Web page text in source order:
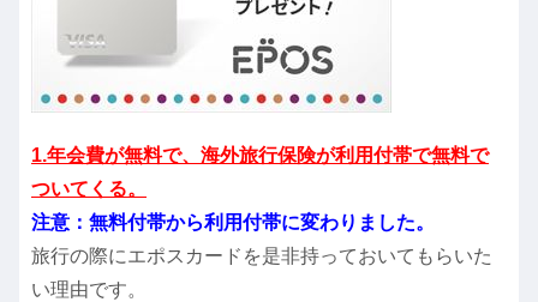
1.年会費が無料で、海外旅行保険が利用付帯で無料で
ついてくる。
注意：無料付帯から利用付帯に変わりました。
旅行の際にエポスカードを是非持っておいてもらいた
い理由です。